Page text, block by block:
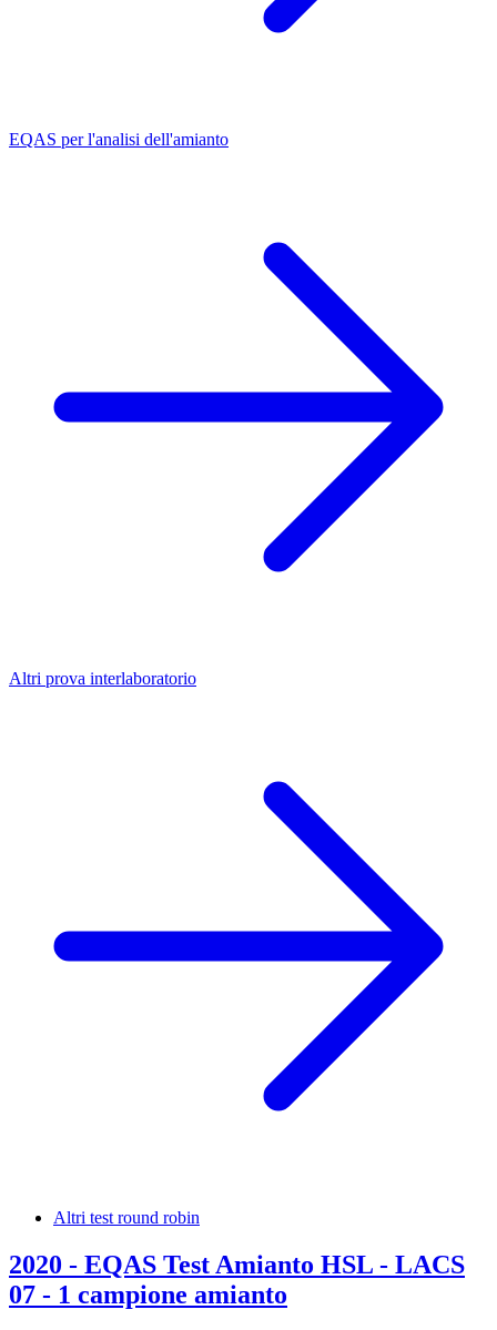
EQAS per l'analisi dell'amianto
Altri prova interlaboratorio
Altri test round robin
2020 - EQAS Test Amianto HSL - LACS
07 - 1 campione amianto